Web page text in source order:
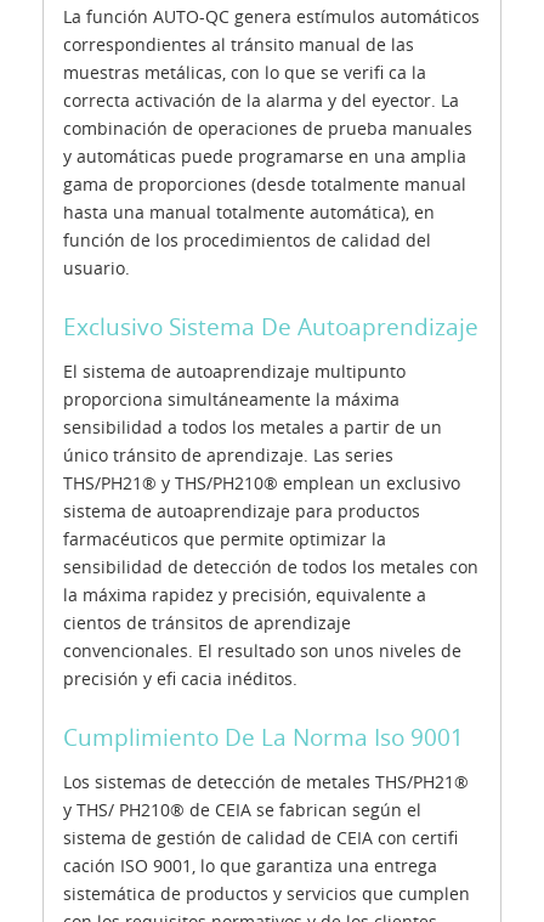
La función AUTO-QC genera estímulos automáticos
correspondientes al tránsito manual de las
muestras metálicas, con lo que se verifi ca la
correcta activación de la alarma y del eyector. La
combinación de operaciones de prueba manuales
y automáticas puede programarse en una amplia
gama de proporciones (desde totalmente manual
hasta una manual totalmente automática), en
función de los procedimientos de calidad del
usuario.
Exclusivo Sistema De Autoaprendizaje
El sistema de autoaprendizaje multipunto
proporciona simultáneamente la máxima
sensibilidad a todos los metales a partir de un
único tránsito de aprendizaje. Las series
THS/PH21® y THS/PH210® emplean un exclusivo
sistema de autoaprendizaje para productos
farmacéuticos que permite optimizar la
sensibilidad de detección de todos los metales con
la máxima rapidez y precisión, equivalente a
cientos de tránsitos de aprendizaje
convencionales. El resultado son unos niveles de
precisión y efi cacia inéditos.
Cumplimiento De La Norma Iso 9001
Los sistemas de detección de metales THS/PH21®
y THS/ PH210® de CEIA se fabrican según el
sistema de gestión de calidad de CEIA con certifi
cación ISO 9001, lo que garantiza una entrega
sistemática de productos y servicios que cumplen